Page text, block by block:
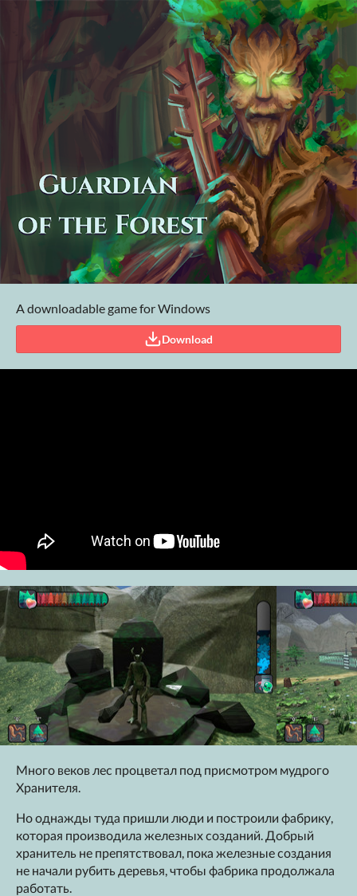
A downloadable game for Windows
Download
Много веков лес процветал под присмотром мудрого
Хранителя.
Но однажды туда пришли люди и построили фабрику,
которая производила железных созданий. Добрый
хранитель не препятствовал, пока железные создания
не начали рубить деревья, чтобы фабрика продолжала
работать.